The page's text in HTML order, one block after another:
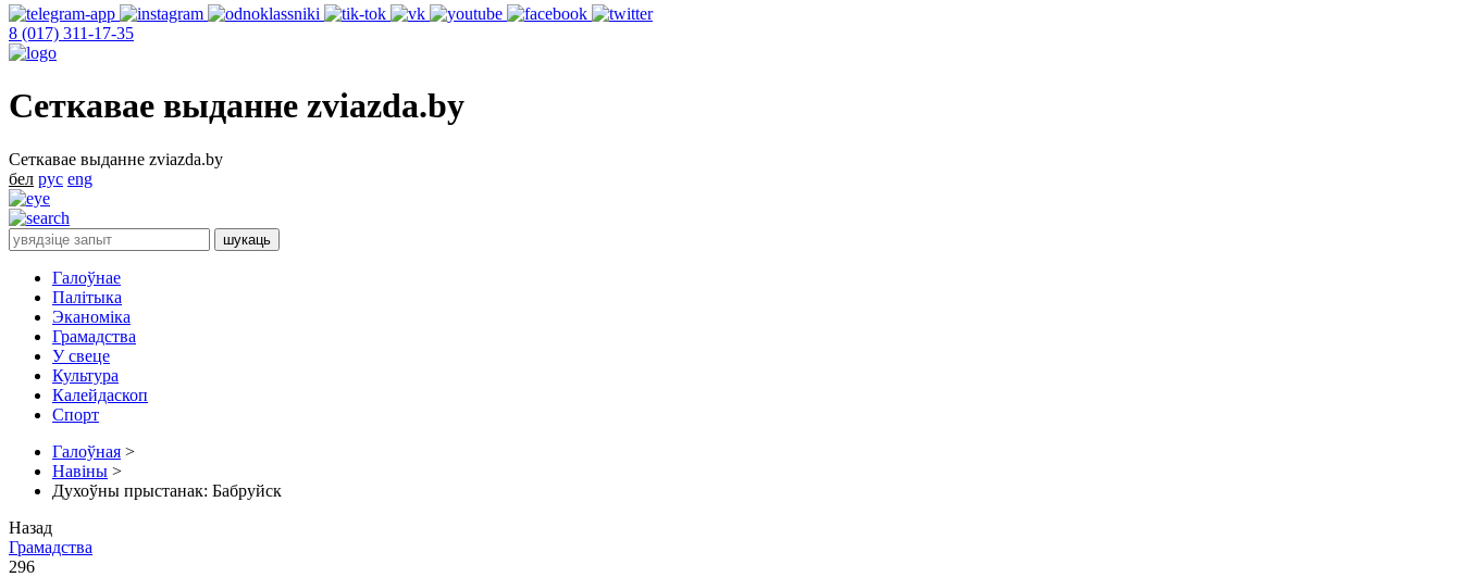
8 (017) 311-17-35
Сеткавае выданне zviazda.by
Сеткавае выданне zviazda.by
бел рус eng
Галоўнае
Палітыка
Эканоміка
Грамадства
У свеце
Культура
Калейдаскоп
Спорт
Галоўная >
Навіны >
Духоўны прыстанак: Бабруйск
Назад
Грамадства
296